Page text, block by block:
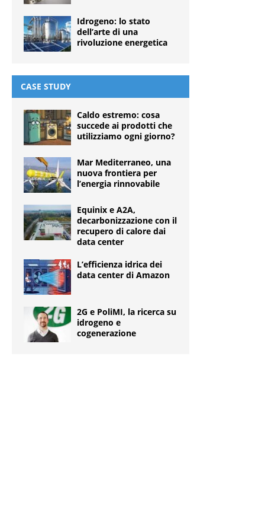
Idrogeno: lo stato
dell’arte di una
rivoluzione energetica
CASE STUDY
Caldo estremo: cosa
succede ai prodotti che
utilizziamo ogni giorno?
Mar Mediterraneo, una
nuova frontiera per
l’energia rinnovabile
Equinix e A2A,
decarbonizzazione con il
recupero di calore dai
data center
L’efficienza idrica dei
data center di Amazon
2G e PoliMI, la ricerca su
idrogeno e
cogenerazione